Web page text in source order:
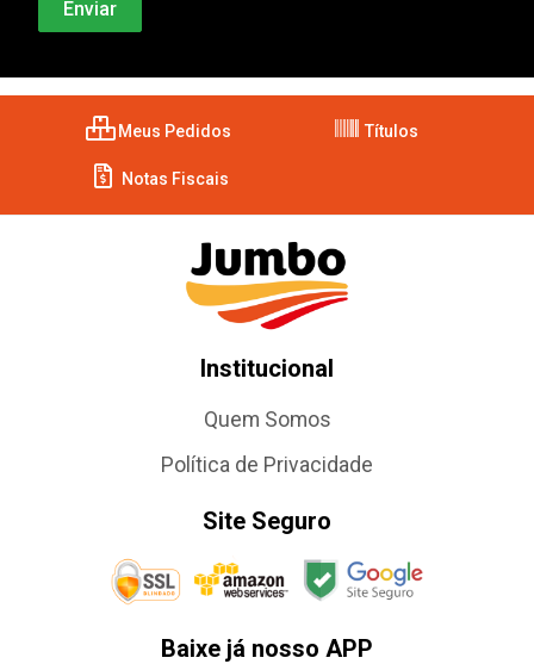
Meus Pedidos Títulos
Notas Fiscais
Institucional
Quem Somos
Política de Privacidade
Site Seguro
Baixe já nosso APP